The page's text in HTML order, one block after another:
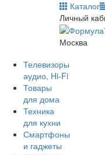
Каталог
Личный
Москва
Телевизоры
аудио, Hi-Fi
Товары
для дома
Техника
для кухни
Смартфоны
и гаджеты